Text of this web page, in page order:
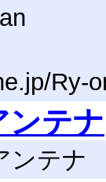
Ry-
ンテナ
ンテナ